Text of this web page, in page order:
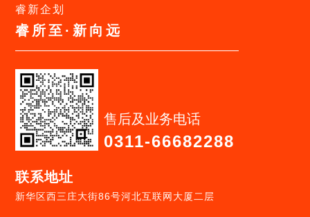
睿新企划
睿所至·新向远
售后及业务电话
0311-66682288
联系地址
新华区西三庄大街86号河北互联网大厦二层